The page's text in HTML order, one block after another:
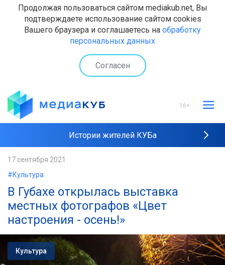
Продолжая пользоваться сайтом mediakub.net, Вы
подтверждаете использование сайтом cookies
Вашего браузера и соглашаетесь на обработку
персональных данных
Согласен
16+
Истории жителей КУБа
17 сентября 2021
#Культура
В Губахе открылась выставка
местных фотографов «Цвет
настроения - осень!»
Культура